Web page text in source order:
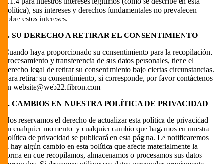
política), sus intereses y derechos fundamentales no prevalecen
sobre estos intereses.
5. SU DERECHO A RETIRAR EL CONSENTIMIENTO
Cuando haya proporcionado su consentimiento para la recopilación,
procesamiento y transferencia de sus datos personales, tiene el
derecho legal de retirar su consentimiento bajo ciertas circunstancias.
Para retirar su consentimiento, si corresponde, por favor contáctenos
en website@web22.fibron.com
6. CAMBIOS EN NUESTRA POLÍTICA DE PRIVACIDAD
Nos reservamos el derecho de actualizar esta política de privacidad
en cualquier momento, y cualquier cambio que hagamos en nuestra
política de privacidad se publicará en esta página. Le notificaremos
si hay algún cambio en esta política que afecte materialmente la
forma en que recopilamos, almacenamos o procesamos sus datos